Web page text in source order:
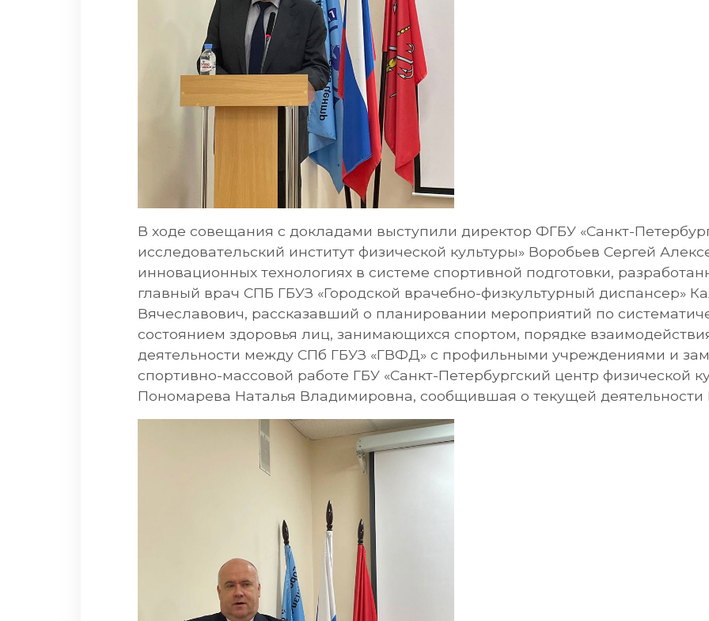
В ходе совещания с докладами выступили директор ФГБУ «Санкт-
исследовательский институт физической культуры» Воробьев Сергей
инновационных технологиях в системе спортивной подготовки,
главный врач СПБ ГБУЗ «Городской врачебно-физкультурный диспансер»
Вячеславович, рассказавший о планировании мероприятий по
состоянием здоровья лиц, занимающихся спортом, порядке
деятельности между СПб ГБУЗ «ГВФД» с профильными учреждениями и
спортивно-массовой работе ГБУ «Санкт-Петербургский центр физической
Пономарева Наталья Владимировна, сообщившая о текущей деятельности